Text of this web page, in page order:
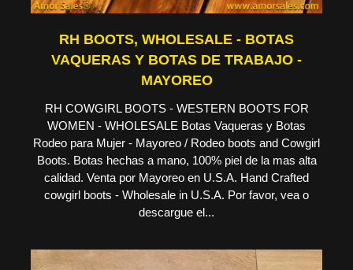
RH BOOTS, WHOLESALE - BOTAS
VAQUERAS Y BOTAS DE TRABAJO -
MAYOREO
RH COWGIRL BOOTS - WESTERN BOOTS FOR
WOMEN - WHOLESALE Botas Vaqueras y Botas
Rodeo para Mujer - Mayoreo / Rodeo boots and Cowgirl
Boots. Botas hechas a mano, 100% piel de la mas alta
calidad. Venta por Mayoreo en U.S.A. Hand Crafted
cowgirl boots - Wholesale in U.S.A. Por favor, vea o
descargue el...